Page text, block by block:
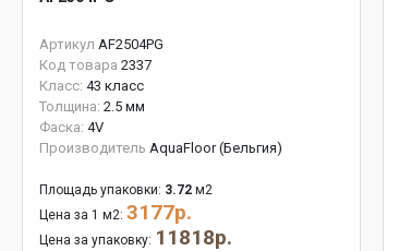
Артикул AF2504PG
Код товара 2337
Класс: 43 класс
Толщина: 2.5 мм
Фаска: 4V
Производитель AquaFloor (Бельгия)
Площадь упаковки: 3.72 м2
Цена за 1 м2: 3177р.
Цена за упаковку: 11818р.